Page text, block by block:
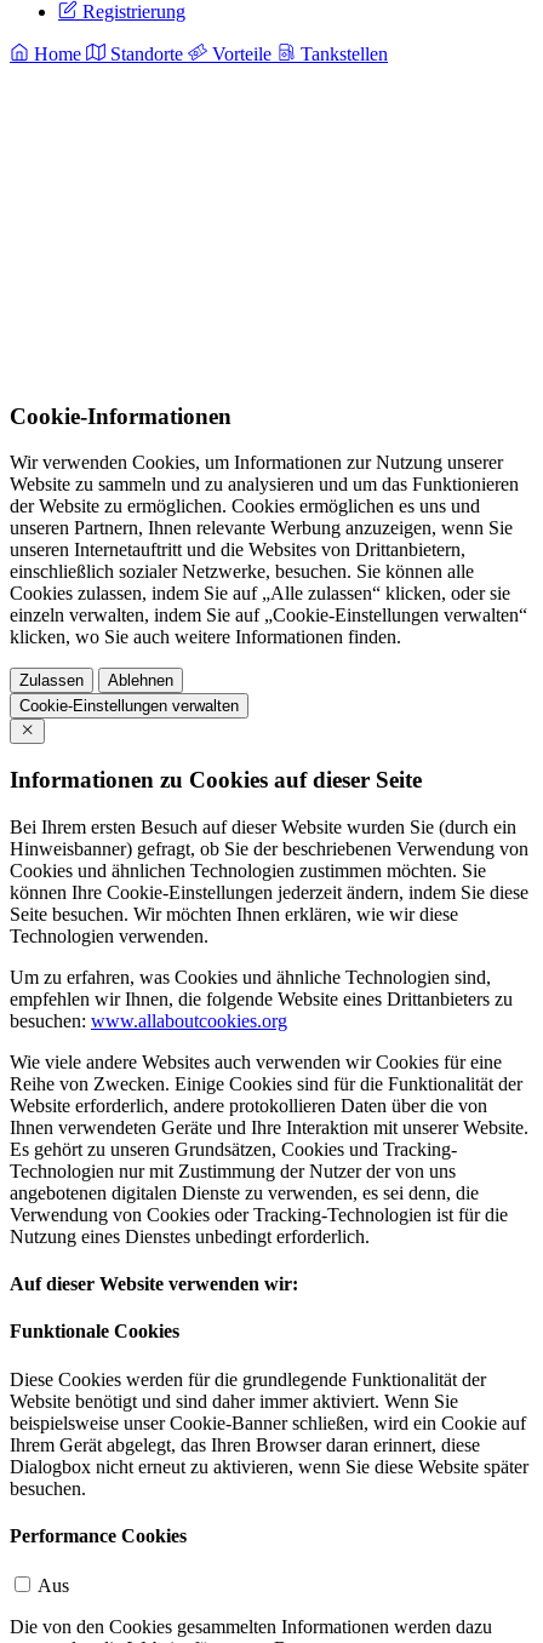
Registrierung
Home Standorte Vorteile Tankstellen
Cookie-Informationen
Wir verwenden Cookies, um Informationen zur Nutzung unserer
Website zu sammeln und zu analysieren und um das Funktionieren
der Website zu ermöglichen. Cookies ermöglichen es uns und
unseren Partnern, Ihnen relevante Werbung anzuzeigen, wenn Sie
unseren Internetauftritt und die Websites von Drittanbietern,
einschließlich sozialer Netzwerke, besuchen. Sie können alle
Cookies zulassen, indem Sie auf „Alle zulassen“ klicken, oder sie
einzeln verwalten, indem Sie auf „Cookie-Einstellungen verwalten“
klicken, wo Sie auch weitere Informationen finden.
Zulassen
Ablehnen
Cookie-Einstellungen verwalten
Informationen zu Cookies auf dieser Seite
Bei Ihrem ersten Besuch auf dieser Website wurden Sie (durch ein
Hinweisbanner) gefragt, ob Sie der beschriebenen Verwendung von
Cookies und ähnlichen Technologien zustimmen möchten. Sie
können Ihre Cookie-Einstellungen jederzeit ändern, indem Sie diese
Seite besuchen. Wir möchten Ihnen erklären, wie wir diese
Technologien verwenden.
Um zu erfahren, was Cookies und ähnliche Technologien sind,
empfehlen wir Ihnen, die folgende Website eines Drittanbieters zu
besuchen: www.allaboutcookies.org
Wie viele andere Websites auch verwenden wir Cookies für eine
Reihe von Zwecken. Einige Cookies sind für die Funktionalität der
Website erforderlich, andere protokollieren Daten über die von
Ihnen verwendeten Geräte und Ihre Interaktion mit unserer Website.
Es gehört zu unseren Grundsätzen, Cookies und Tracking-
Technologien nur mit Zustimmung der Nutzer der von uns
angebotenen digitalen Dienste zu verwenden, es sei denn, die
Verwendung von Cookies oder Tracking-Technologien ist für die
Nutzung eines Dienstes unbedingt erforderlich.
Auf dieser Website verwenden wir:
Funktionale Cookies
Diese Cookies werden für die grundlegende Funktionalität der
Website benötigt und sind daher immer aktiviert. Wenn Sie
beispielsweise unser Cookie-Banner schließen, wird ein Cookie auf
Ihrem Gerät abgelegt, das Ihren Browser daran erinnert, diese
Dialogbox nicht erneut zu aktivieren, wenn Sie diese Website später
besuchen.
Performance Cookies
Aus
Die von den Cookies gesammelten Informationen werden dazu